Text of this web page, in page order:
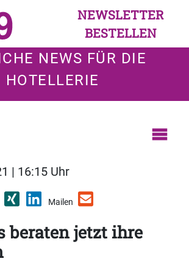
NEWSLETTER
BESTELLEN
NEWS FÜR DIE
HOTELLERIE
| 16:15 Uhr
Mailen
beraten jetzt ihre